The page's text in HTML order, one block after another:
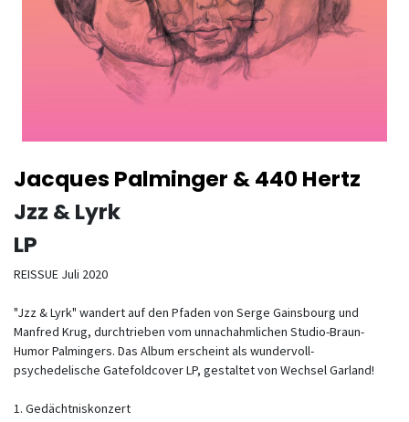
Jacques Palminger & 440 Hertz
Jzz & Lyrk
LP
REISSUE Juli 2020
"Jzz & Lyrk" wandert auf den Pfaden von Serge Gainsbourg und
Manfred Krug, durchtrieben vom unnachahmlichen Studio-Braun-
Humor Palmingers. Das Album erscheint als wundervoll-
psychedelische Gatefoldcover LP, gestaltet von Wechsel Garland!
1. Gedächtniskonzert